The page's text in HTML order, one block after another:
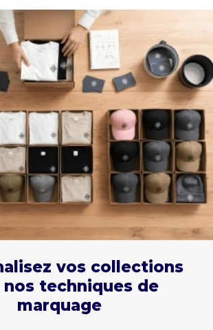
vos collections
nos techniques de
marquage